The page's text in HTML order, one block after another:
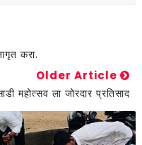
करा.
Older Article
महोत्सव ला जोरदार प्रतिसाद